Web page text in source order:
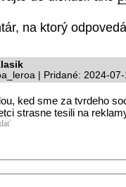
na ktorý
| Pridané: 2024-
ked sme za tvrdeho
strasne tesili na